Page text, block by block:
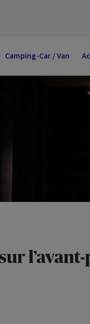
Camping-Car / Van